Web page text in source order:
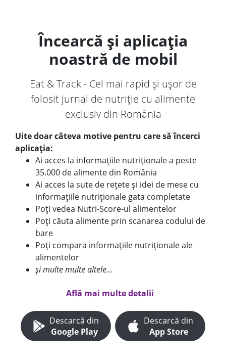
Încearcă și aplicația
noastră de mobil
Eat & Track - Cel mai rapid și ușor de
folosit jurnal de nutriție cu alimente
exclusiv din România
Uite doar câteva motive pentru care să încerci
aplicația:
Ai acces la informațiile nutriționale a peste
35.000 de alimente din România
Ai acces la sute de rețete și idei de mese cu
informațiile nutriționale gata completate
Poți vedea Nutri-Score-ul alimentelor
Poți căuta alimente prin scanarea codului de
bare
Poți compara informațiile nutriționale ale
alimentelor
și multe multe altele...
Află mai multe detalii
Descarcă din
Google Play
Descarcă din
App Store